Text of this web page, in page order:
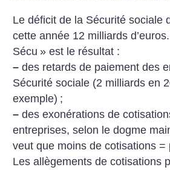
Le déficit de la Sécurité sociale
cette année 12 milliards
Sécu » est le résultat :
– des retards de paiement des
Sécurité sociale (2 milliards en
exemple) ;
– des exonérations de
entreprises, selon le dogme
veut que moins de cotisations =
Les allègements de cotisations